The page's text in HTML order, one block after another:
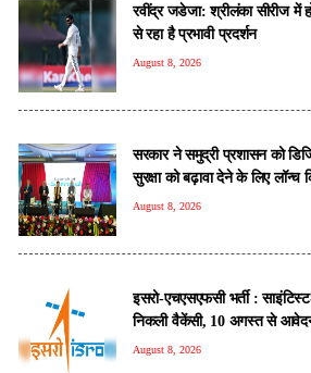
रवींद्र जडेजा: श्रीलंका सीरीज
से रहा है प्रभावी प्रदर्शन
August 8, 2026
सरकार ने समुद्री प्रशासन को
सुरक्षा को बढ़ावा देने के लिए लॉन्च
August 8, 2026
इसरो-एचएसएफसी भर्ती :
निकली वैकेंसी, 10 अगस्त से
August 8, 2026